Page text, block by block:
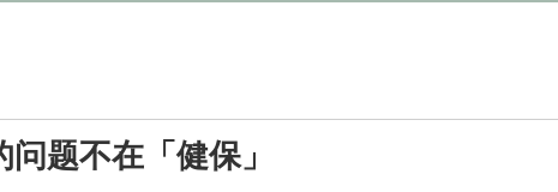
问题不在「健保」